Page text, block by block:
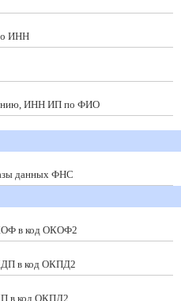
ИНН
ИНН ИП по ФИО
данных ФНС
в код ОКОФ2
в код ОКПД2
в код ОКПД2